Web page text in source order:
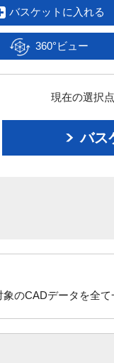
バスケットに入れる
360°ビュー
現在の選択
バス
のCADデータを全